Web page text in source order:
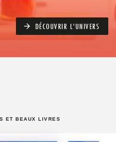
arrow_forward DÉCOUVRIR L'UNIVERS
ET BEAUX LIVRES